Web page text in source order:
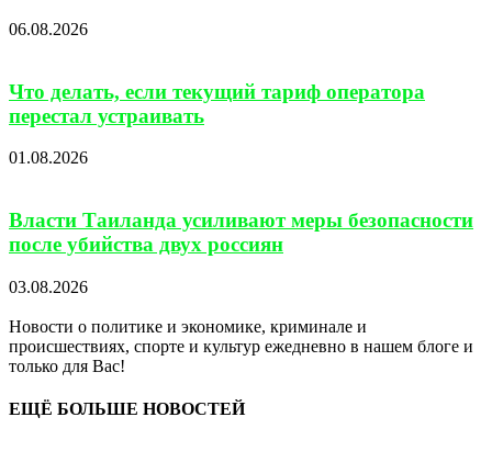
06.08.2026
Что делать, если текущий тариф оператора
перестал устраивать
01.08.2026
Власти Таиланда усиливают меры безопасности
после убийства двух россиян
03.08.2026
Новости о политике и экономике, криминале и
происшествиях, спорте и культур ежедневно в нашем блоге и
только для Вас!
ЕЩЁ БОЛЬШЕ НОВОСТЕЙ